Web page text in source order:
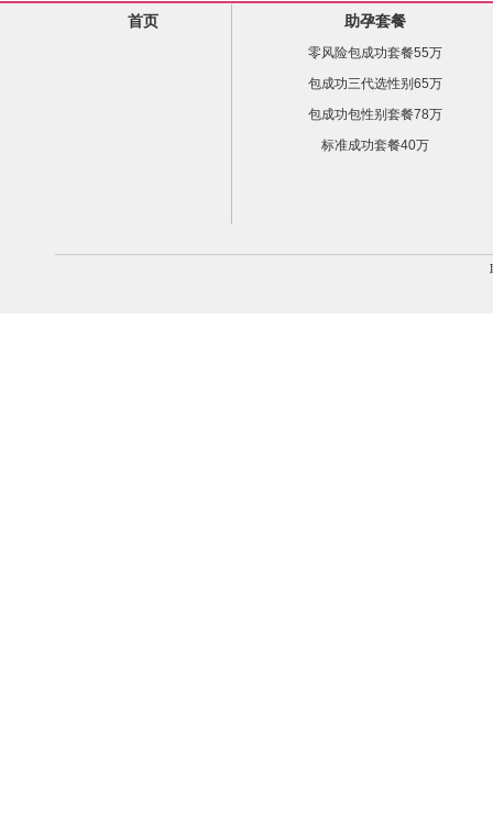
首页 助孕套餐
零风险包成功套餐55万
包成功三代选性别65万
包成功包性别套餐78万
标准成功套餐40万